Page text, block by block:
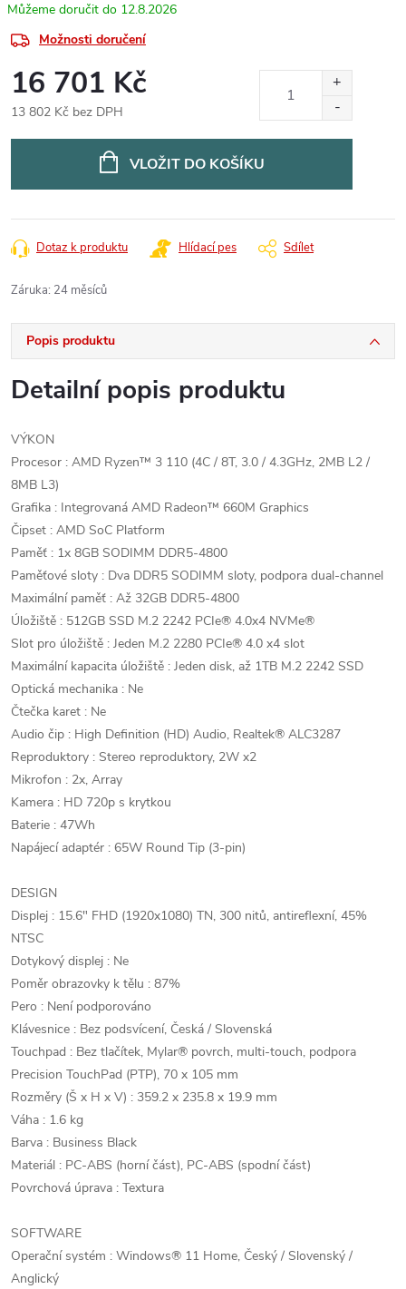
12.8.2026
Možnosti doručení
16 701 Kč
13 802 Kč bez DPH
VLOŽIT DO KOŠÍKU
Dotaz k produktu Hlídací pes Sdílet
Záruka: 24 měsíců
Popis produktu
Detailní popis produktu
VÝKON
Procesor : AMD Ryzen™ 3 110 (4C / 8T, 3.0 / 4.3GHz, 2MB L2 /
8MB L3)
Grafika : Integrovaná AMD Radeon™ 660M Graphics
Čipset : AMD SoC Platform
Paměť : 1x 8GB SODIMM DDR5-4800
Paměťové sloty : Dva DDR5 SODIMM sloty, podpora dual-channel
Maximální paměť : Až 32GB DDR5-4800
Úložiště : 512GB SSD M.2 2242 PCIe® 4.0x4 NVMe®
Slot pro úložiště : Jeden M.2 2280 PCIe® 4.0 x4 slot
Maximální kapacita úložiště : Jeden disk, až 1TB M.2 2242 SSD
Optická mechanika : Ne
Čtečka karet : Ne
Audio čip : High Definition (HD) Audio, Realtek® ALC3287
Reproduktory : Stereo reproduktory, 2W x2
Mikrofon : 2x, Array
Kamera : HD 720p s krytkou
Baterie : 47Wh
Napájecí adaptér : 65W Round Tip (3-pin)
DESIGN
Displej : 15.6" FHD (1920x1080) TN, 300 nitů, antireflexní, 45%
NTSC
Dotykový displej : Ne
Poměr obrazovky k tělu : 87%
Pero : Není podporováno
Klávesnice : Bez podsvícení, Česká / Slovenská
Touchpad : Bez tlačítek, Mylar® povrch, multi-touch, podpora
Precision TouchPad (PTP), 70 x 105 mm
Rozměry (Š x H x V) : 359.2 x 235.8 x 19.9 mm
Váha : 1.6 kg
Barva : Business Black
Materiál : PC-ABS (horní část), PC-ABS (spodní část)
Povrchová úprava : Textura
SOFTWARE
Operační systém : Windows® 11 Home, Český / Slovenský /
Anglický